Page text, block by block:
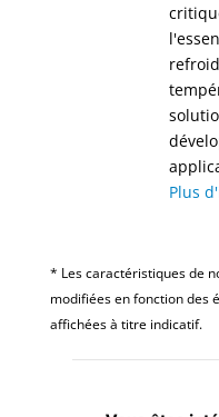
Plus
* Les caractéristiques de
modifiées en fonction des
affichées à titre indicatif.